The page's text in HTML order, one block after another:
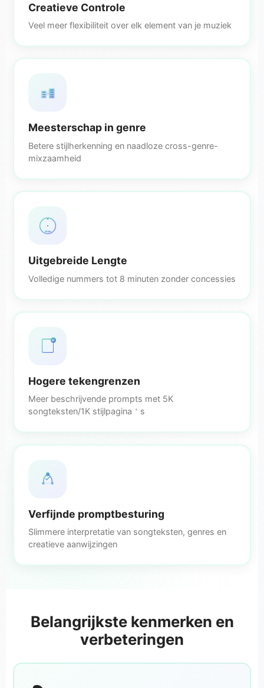
Creatieve Controle
Veel meer flexibiliteit over elk element van je muziek
Meesterschap in genre
Betere stijlherkenning en naadloze cross-genre-
mixzaamheid
8min
Uitgebreide Lengte
Volledige nummers tot 8 minuten zonder concessies
5K
Hogere tekengrenzen
Meer beschrijvende prompts met 5K
songteksten/1K stijlpagina＇s
Verfijnde promptbesturing
Slimmere interpretatie van songteksten, genres en
creatieve aanwijzingen
Belangrijkste kenmerken en
verbeteringen